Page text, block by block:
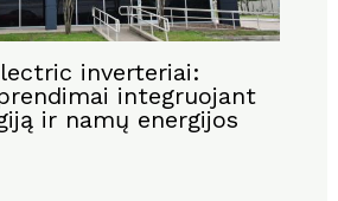
inverteriai:
integruojant
ir namų energijos